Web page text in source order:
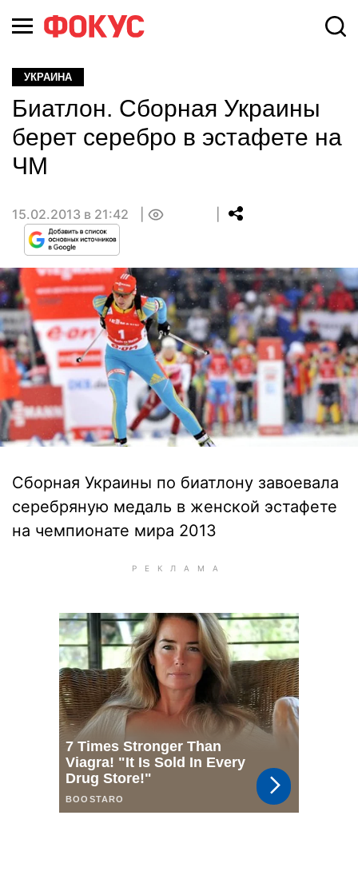
УКРАИНА
Биатлон. Сборная Украины
берет серебро в эстафете на
ЧМ
15.02.2013 в 21:42
Сборная Украины по биатлону завоевала
серебряную медаль в женской эстафете
на чемпионате мира 2013